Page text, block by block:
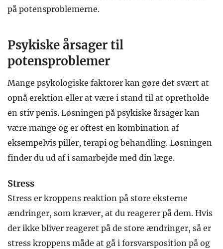
på potensproblemerne.
Psykiske årsager til
potensproblemer
Mange psykologiske faktorer kan gøre det svært at
opnå erektion eller at være i stand til at opretholde
en stiv penis. Løsningen på psykiske årsager kan
være mange og er oftest en kombination af
eksempelvis piller, terapi og behandling. Løsningen
finder du ud af i samarbejde med din læge.
Stress
Stress er kroppens reaktion på store eksterne
ændringer, som kræver, at du reagerer på dem. Hvis
der ikke bliver reageret på de store ændringer, så er
stress kroppens måde at gå i forsvarsposition på og